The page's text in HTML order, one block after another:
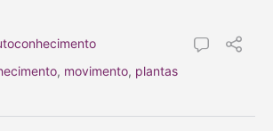
, movimento, plantas